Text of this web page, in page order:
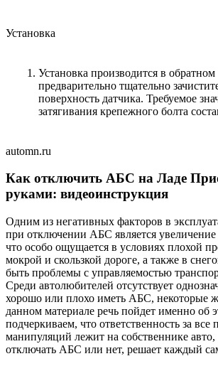
Установка
Установка производится в
предварительно тщательно
поверхность датчика. Требуемое
затягивания крепежного болта
automn.ru
Как отключить АБС на Ладе
руками: видеоинструкция
Одним из негативных факторов в
при отключении АБС является увеличение
что особо ощущается в условиях плохой
мокрой и скользкой дороге, а также в
быть проблемы с управляемостью
Среди автолюбителей отсутствует
хорошо или плохо иметь АБС, некоторые
данном материале речь пойдет именно об
подчеркиваем, что ответственность за все
манипуляций лежит на собственнике
отключать АБС или нет, решает каждый